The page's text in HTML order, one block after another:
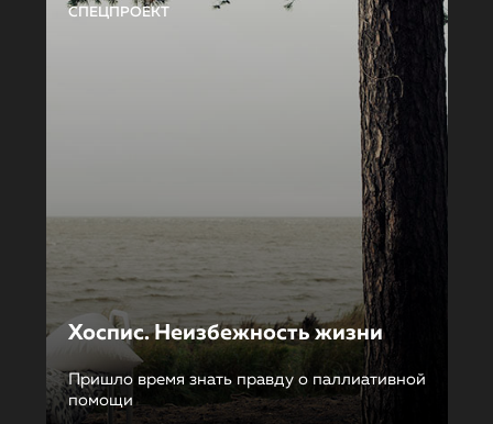
СПЕЦПРОЕКТ
Хоспис. Неизбежность жизни
Пришло время знать правду о паллиативной
помощи